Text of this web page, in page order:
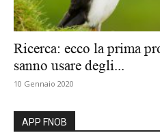
Ricerca: ecco la prima
sanno usare degli...
10 Gennaio 2020
APP FNOB